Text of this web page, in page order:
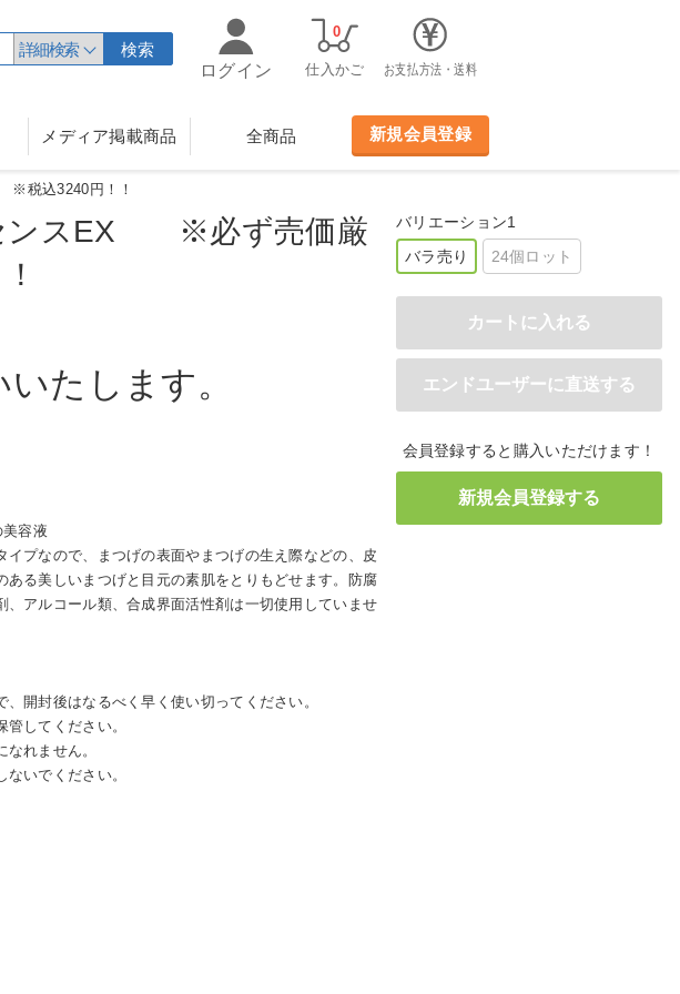
詳細検索
検索
ログイン
仕入かご
0
お支払方法・送料
メディア掲載商品 全商品 新規会員登録
税込3240円！！
バリエーション1
バラ売り
24個ロット
会員登録すると購入いただけます！
ンスEX
※必ず売価厳
たします。
容液
イプなので、まつげの表面やまつげの生え際などの、皮
ある美しいまつげと目元の素肌をとりもどせます。防腐
、アルコール類、合成界面活性剤は一切使用していませ
開封後はなるべく早く使い切ってください。
してください。
れません。
いでください。